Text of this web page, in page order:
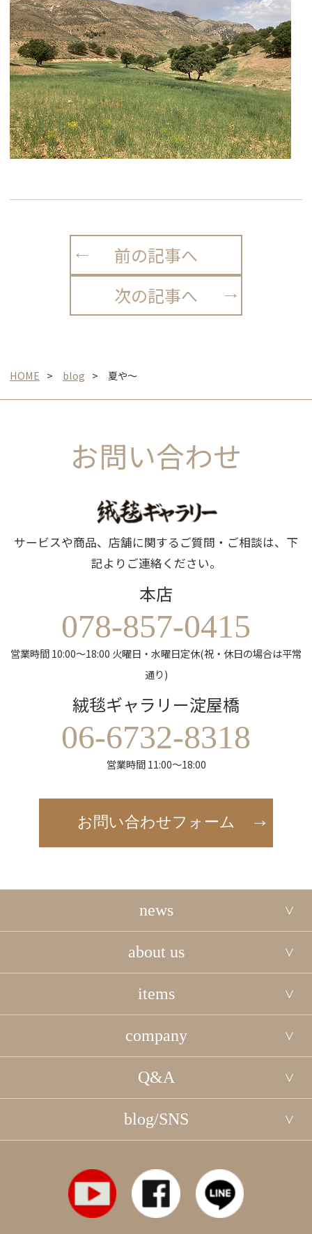
前の記事へ
次の記事へ
HOME blog 夏や～
お問い合わせ
サービスや商品、店舗に関するご質問・ご相談は、下
記よりご連絡ください。
本店
078-857-0415
営業時間 10:00～18:00 火曜日・水曜日定休(祝・休日の場合は平常
通り)
絨毯ギャラリー淀屋橋
06-6732-8318
営業時間 11:00～18:00
お問い合わせフォーム
news
about us
items
company
Q&A
blog/SNS